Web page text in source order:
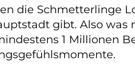
die Schmetterlinge
gibt. Also
1 Millionen